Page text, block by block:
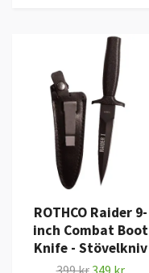
ROTHCO Raider 9-
inch Combat Boot
Knife - Stövelkniv